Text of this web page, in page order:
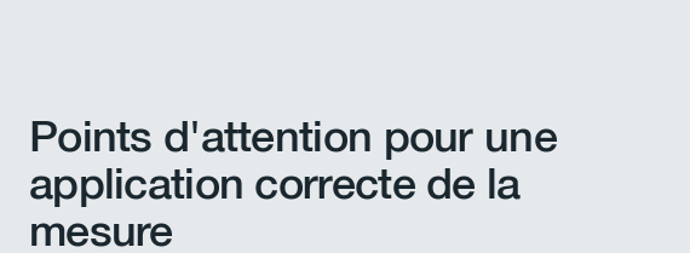
Points d'attention pour une
application correcte de la
mesure